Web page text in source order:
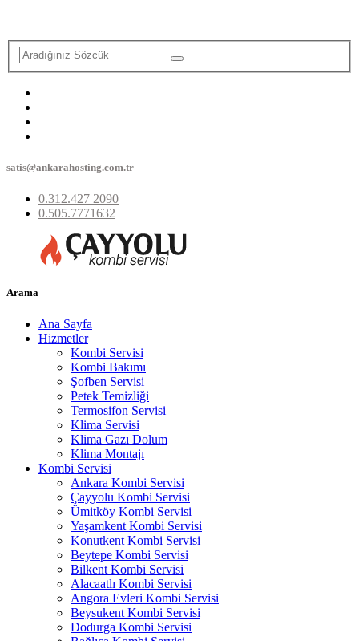
satis@ankarahosting.com.tr
0.312.427 2090
0.505.7771632
Arama
Ana Sayfa
Hizmetler
Kombi Servisi
Kombi Bakımı
Şofben Servisi
Petek Temizliği
Termosifon Servisi
Klima Servisi
Klima Gazı Dolum
Klima Montajı
Kombi Servisi
Ankara Kombi Servisi
Çayyolu Kombi Servisi
Ümitköy Kombi Servisi
Yaşamkent Kombi Servisi
Konutkent Kombi Servisi
Beytepe Kombi Servisi
Bilkent Kombi Servisi
Alacaatlı Kombi Servisi
Angora Evleri Kombi Servisi
Beysukent Kombi Servisi
Dodurga Kombi Servisi